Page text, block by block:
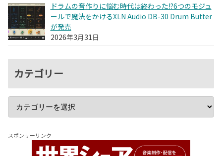
ドラムの音作りに悩む時代は終わった!?6つのモジュ
ールで魔法をかけるXLN Audio DB-30 Drum Butter
が発売
2026年3月31日
カテゴリー
スポンサーリンク